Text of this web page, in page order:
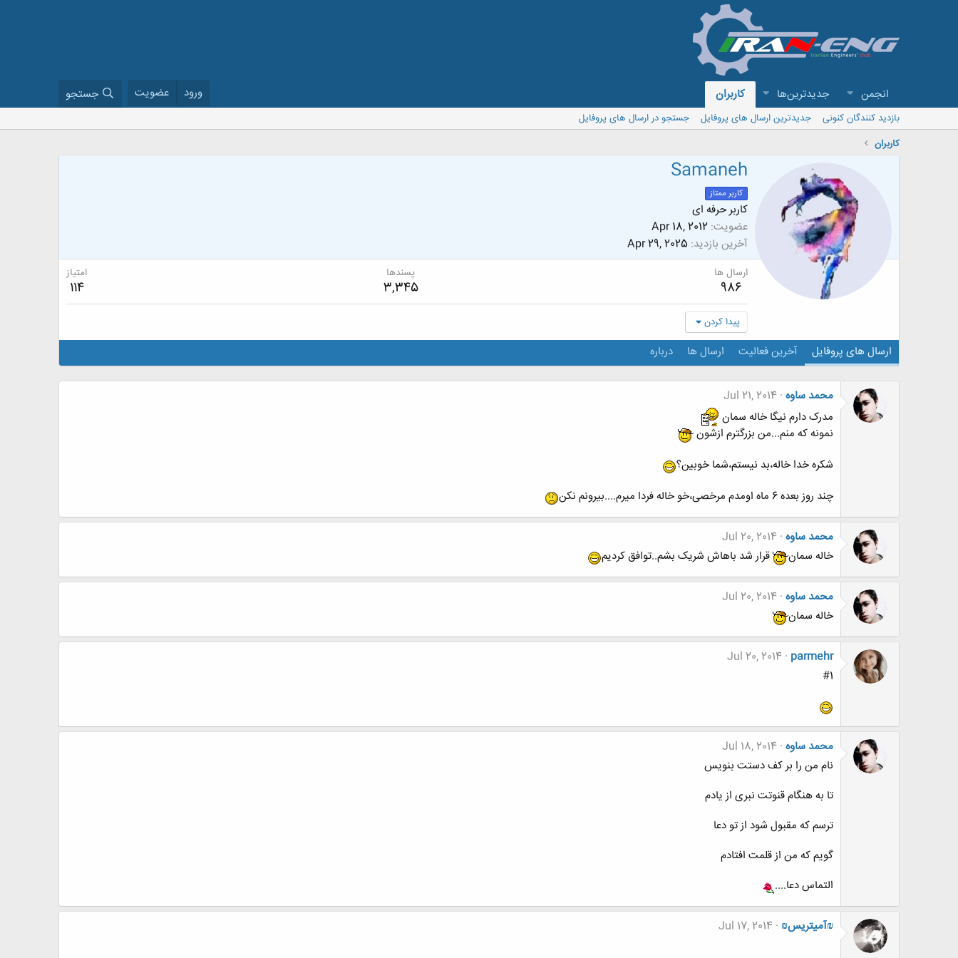
انجمن جدیدترین‌ها کاربران ورود عضویت جستجو
بازدید کنندگان کنونی جدیدترین ارسال های پروفایل
جستجو در ارسال های پروفایل
کاربران
Samaneh
کاربر ممتاز
کاربر حرفه ای
عضویت Apr 18, 2012
آخرین بازدید Apr 29, 2025
ارسال ها
986
پسندها
3,345
امتیاز
114
پیدا کردن
ارسال های پروفایل آخرین فعالیت ارسال ها درباره
محمد ساوه Jul 21, 2014
مدرک دارم نیگا خاله سمان
نمونه که منم...من بزرگترم ازشون
شکره خدا خاله،بد نیستم،شما خوبین؟
چند روز بعده 6 ماه اومدم مرخصی،خو خاله فردا میرم....بیرونم نکن
محمد ساوه Jul 20, 2014
خاله سمان
قرار شد باهاش شریک بشم..توافق کردیم
محمد ساوه Jul 20, 2014
خاله سمان
parmehr
Jul 20, 2014
#1
محمد ساوه Jul 18, 2014
نام من را بر کف دستت بنویس
تا به هنگام قنوتت نبری از یادم
ترسم که مقبول شود از تو دعا
گویم که من از قلمت افتادم
التماس دعا....
₪آمیتریس₪ Jul 17, 2014